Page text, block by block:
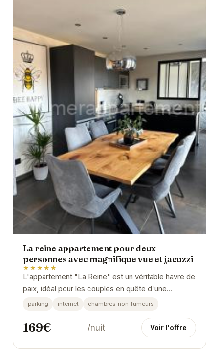
La reine appartement pour deux
personnes avec magnifique vue et jacuzzi
★★★★★
L'appartement "La Reine" est un véritable havre de
paix, idéal pour les couples en quête d'une
escapade romantique. Son jacuzzi privatif et sa
vue...
parking internet chambres-non-fumeurs
169€ /nuit Voir l'offre